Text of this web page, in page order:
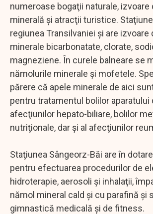
numeroase bogaţii naturale, izvoare
minerală şi atracţii turistice.
regiunea Transilvaniei şi are izvoare
minerale bicarbonatate, clorate,
magneziene. În curele balneare se
nămolurile minerale şi mofetele.
părere că apele minerale de aici
pentru tratamentul bolilor aparatului
afecţiunilor hepato-biliare, bolilor
nutriţionale, dar şi al afecţiunilor
Staţiunea Sângeorz-Băi are în
pentru efectuarea procedurilor de
hidroterapie, aerosoli şi inhalaţii,
nămol mineral cald şi cu parafină şi
gimnastică medicală şi de fitness.